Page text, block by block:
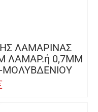
ΛΑΜΑΡΙΝΑΣ
ΛΑΜΑΡ.ή 0,7MM
ΜΟΛΥΒΔΕΝΙΟΥ